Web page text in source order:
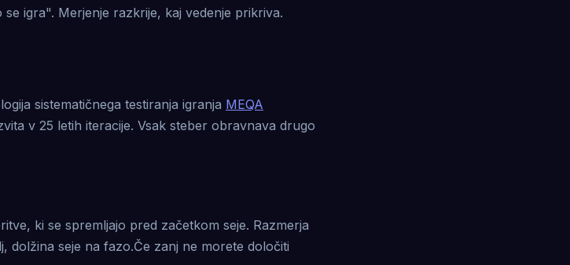
igra". Merjenje razkrije, kaj vedenje prikriva.
sistematičnega testiranja igranja MEQA
v 25 letih iteracije. Vsak steber obravnava drugo
ki se spremljajo pred začetkom seje. Razmerja
dolžina seje na fazo.Če zanj ne morete določiti